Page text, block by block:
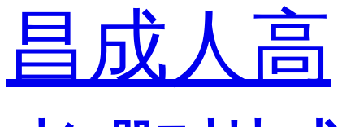
昌成人高